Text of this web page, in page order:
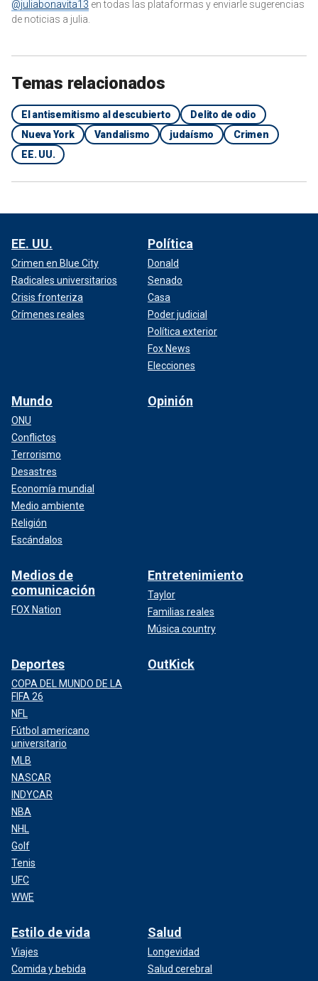
@juliabonavita13 en todas las plataformas y enviarle sugerencias
de noticias a julia.
Temas relacionados
El antisemitismo al descubierto
Delito de odio
Nueva York
Vandalismo judaísmo
Crimen
EE. UU.
EE. UU.
Crimen en Blue City
Radicales universitarios
Crisis fronteriza
Crímenes reales
Política
Donald
Senado
Casa
Poder judicial
Política exterior
Fox News
Elecciones
Mundo
ONU
Conflictos
Terrorismo
Desastres
Economía mundial
Medio ambiente
Religión
Escándalos
Opinión
Medios de
comunicación
FOX Nation
Entretenimiento
Taylor
Familias reales
Música country
Deportes
COPA DEL MUNDO DE LA
FIFA 26
NFL
Fútbol americano
universitario
MLB
NASCAR
INDYCAR
NBA
NHL
Golf
Tenis
UFC
WWE
OutKick
Estilo de vida
Viajes
Comida y bebida
Salud
Longevidad
Salud cerebral